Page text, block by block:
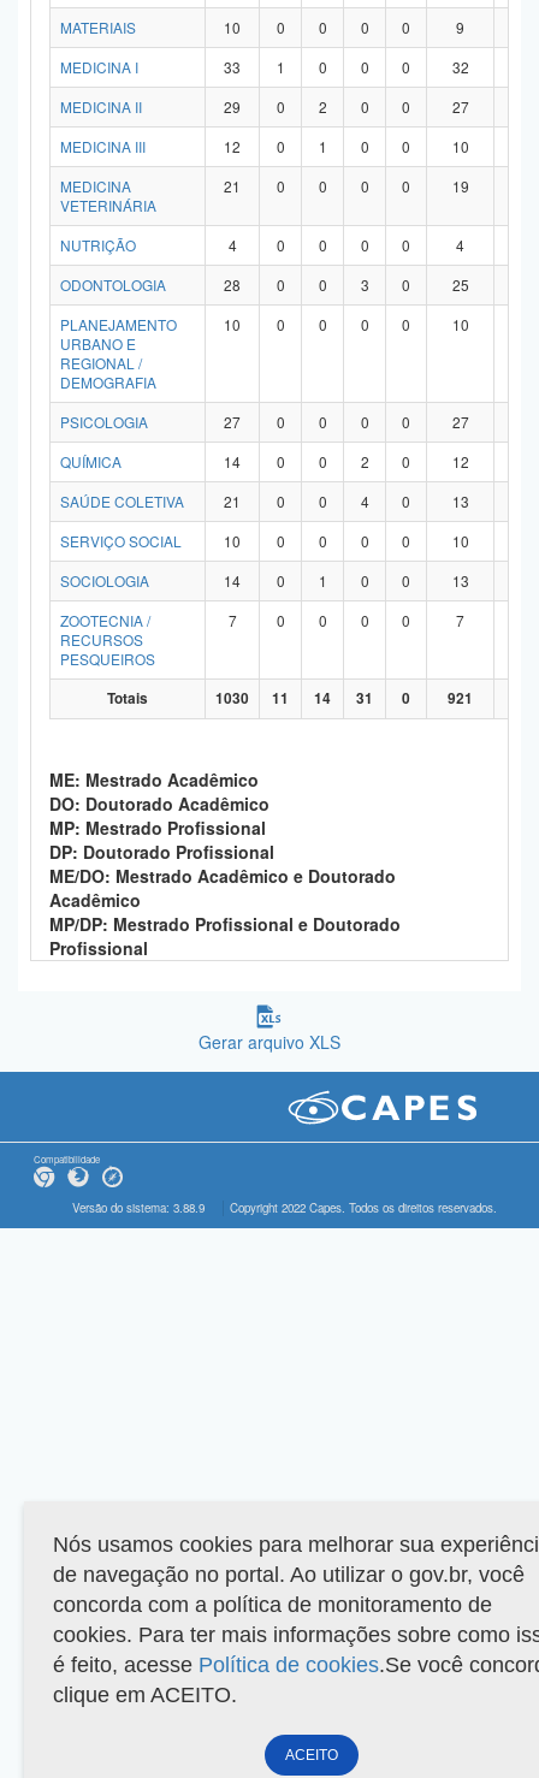
MATERIAIS 10 0 0 0 0 9
MEDICINA I
33 1 0 0 0 32
MEDICINA II
29 0 2 0 0 27
MEDICINA III
12 0 1 0 0 10
MEDICINA
VETERINÁRIA
21 0 0 0 0 19
NUTRIÇÃO 4 0 0 0 0 4
ODONTOLOGIA
28 0 0 3 0 25
PLANEJAMENTO
URBANO E
REGIONAL /
DEMOGRAFIA
10 0 0 0 0 10
PSICOLOGIA 27 0 0 0 0 27
QUÍMICA
14 0 0 2 0 12
SAÚDE COLETIVA
21 0 0 4 0 13
SERVIÇO SOCIAL
10 0 0 0 0 10
SOCIOLOGIA
14 0 1 0 0 13
ZOOTECNIA /
RECURSOS
PESQUEIROS
7 0 0 0 0 7
Totais 1030 11 14 31 0 921
ME: Mestrado Acadêmico
DO: Doutorado Acadêmico
MP: Mestrado Profissional
DP: Doutorado Profissional
ME/DO: Mestrado Acadêmico e Doutorado
Acadêmico
MP/DP: Mestrado Profissional e Doutorado
Profissional
Gerar arquivo XLS
Compatibilidade
Versão do sistema: 3.88.9 Copyright 2022 Capes. Todos os direitos reservados.
Nós usamos cookies para melhorar sua
de navegação no portal. Ao utilizar o gov.br, você
concorda com a política de monitoramento de
cookies. Para ter mais informações sobre como
é feito, acesse Política de cookies.Se você
clique em ACEITO.
ACEITO